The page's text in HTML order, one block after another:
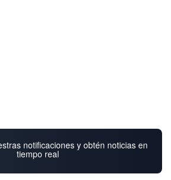
notificaciones y obtén noticias en
tiempo real